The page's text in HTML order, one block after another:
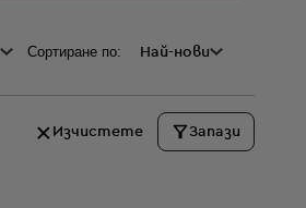
Сортиране по: Най-нови
Изчистете Запази